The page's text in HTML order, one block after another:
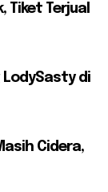
Tiket Terjual
LodySasty di
Cidera,